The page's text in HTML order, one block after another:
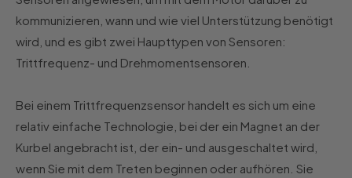
kommunizieren, wann und wie viel Unterstützung benötigt
wird, und es gibt zwei Haupttypen von Sensoren:
Trittfrequenz- und Drehmomentsensoren.
Bei einem Trittfrequenzsensor handelt es sich um eine
relativ einfache Technologie, bei der ein Magnet an der
Kurbel angebracht ist, der ein- und ausgeschaltet wird,
wenn Sie mit dem Treten beginnen oder aufhören. Sie